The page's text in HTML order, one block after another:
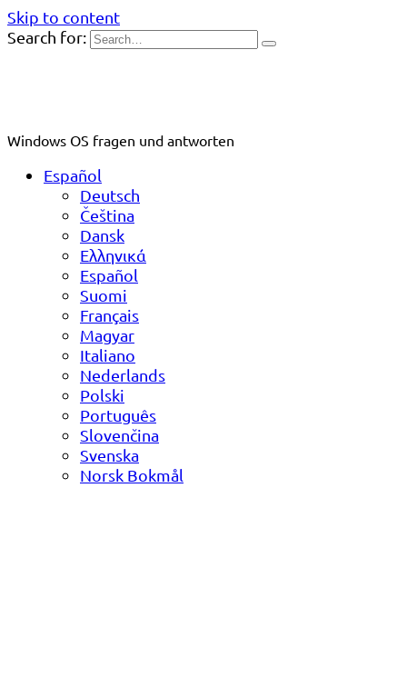
Skip to content
Search for:
Windows OS fragen und antworten
Español
Deutsch
Čeština
Dansk
Ελληνικά
Español
Suomi
Français
Magyar
Italiano
Nederlands
Polski
Português
Slovenčina
Svenska
Norsk Bokmål